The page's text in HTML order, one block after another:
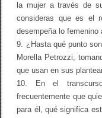
u
c
o
c
a
e
í
la mujer a través de
consideras que es el
desempeña lo femenino
9. ¿Hasta qué punto
Morella Petrozzi,
que usan en sus
10. En el
frecuentemente que
para él, qué significa